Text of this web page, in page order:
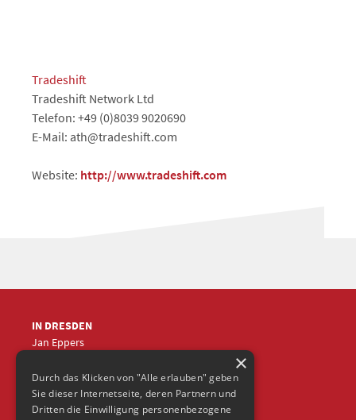
Tradeshift
Tradeshift Network Ltd
Telefon: +49 (0)8039 9020690
E-Mail: ath@tradeshift.com
Website: http://www.tradeshift.com
IN DRESDEN
Jan Eppers
jep@frische-fische.com ×
Durch das Klicken von "Alle erlauben" geben
Sie dieser Internetseite, deren Partnern und
Dritten die Einwilligung personenbezogene